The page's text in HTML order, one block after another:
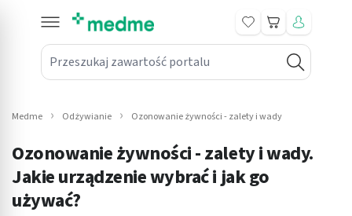
Przeszukaj zawartość portalu
Koszyk
submenu: Leki na receptę
submenu: Mama i dziecko
submenu: Kosmetyki
Medme Odżywianie Ozonowanie żywności - zalety i wady
Ozonowanie żywności - zalety i wady.
Jakie urządzenie wybrać i jak go
używać?